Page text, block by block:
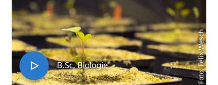
Foto: Felix Wesch
B.Sc. Biologie